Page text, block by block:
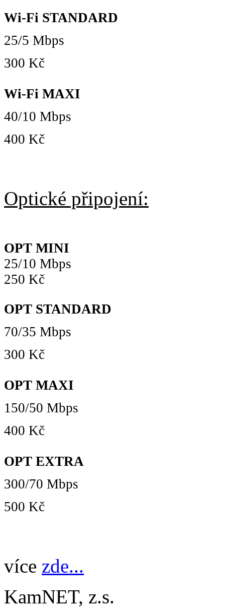
Wi-Fi STANDARD
25/5 Mbps
300 Kč
Wi-Fi MAXI
40/10 Mbps
400 Kč
Optické připojení:
OPT MINI
25/10 Mbps
250 Kč
OPT STANDARD
70/35 Mbps
300 Kč
OPT MAXI
150/50 Mbps
400 Kč
OPT EXTRA
300/70 Mbps
500 Kč
více zde...
KamNET, z.s.